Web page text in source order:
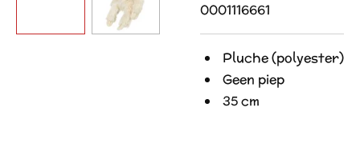
0001116661
Pluche (polyester)
Geen piep
35 cm